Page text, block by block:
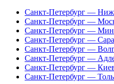
Санкт-Петербург —
Санкт-Петербург —
Санкт-Петербург —
Санкт-Петербург —
Санкт-Петербург —
Санкт-Петербург —
Санкт-Петербург —
Санкт-Петербург —